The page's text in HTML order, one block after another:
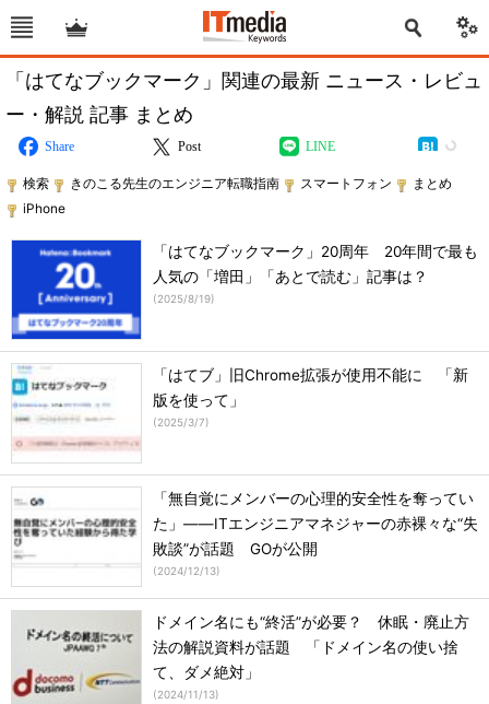
「はてなブックマーク」関連の最新 ニュース・レビュ
ー・解説 記事 まとめ
Share Post LINE
検索 きのこる先生のエンジニア転職指南 スマートフォン
まとめ
iPhone
「はてなブックマーク」20周年 20年間で最も
人気の「増田」「あとで読む」記事は？
(2025/8/19)
「はてブ」旧Chrome拡張が使用不能に 「新
版を使って」
(2025/3/7)
「無自覚にメンバーの心理的安全性を奪ってい
た」――ITエンジニアマネジャーの赤裸々な“失
敗談”が話題 GOが公開
(2024/12/13)
ドメイン名にも“終活”が必要？ 休眠・廃止方
法の解説資料が話題 「ドメイン名の使い捨
て、ダメ絶対」
(2024/11/13)